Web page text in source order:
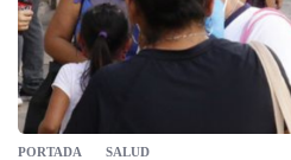
PORTADA SALUD